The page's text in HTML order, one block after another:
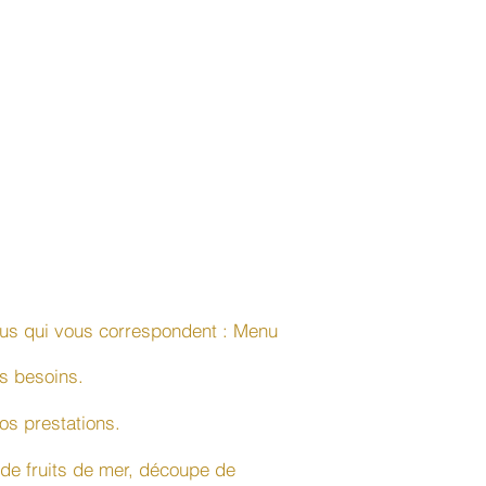
qui vous correspondent : Menu
besoins.
prestations.
fruits de mer, découpe de